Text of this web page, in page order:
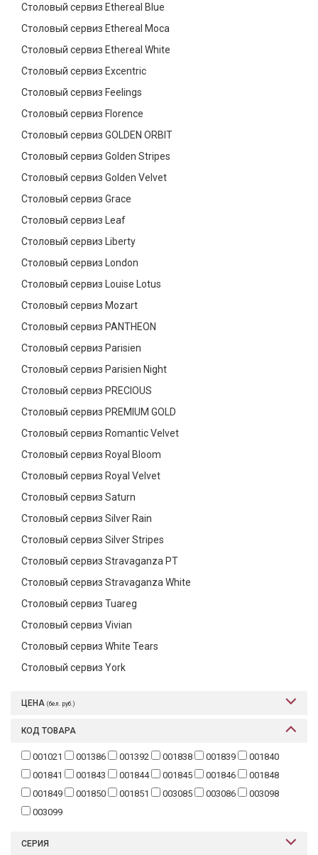
Столовый сервиз Ethereal Blue
Столовый сервиз Ethereal Moca
Столовый сервиз Ethereal White
Столовый сервиз Excentric
Столовый сервиз Feelings
Столовый сервиз Florence
Столовый сервиз GOLDEN ORBIT
Столовый сервиз Golden Stripes
Столовый сервиз Golden Velvet
Столовый сервиз Grace
Столовый сервиз Leaf
Столовый сервиз Liberty
Столовый сервиз London
Столовый сервиз Louise Lotus
Столовый сервиз Mozart
Столовый сервиз PANTHEON
Столовый сервиз Parisien
Столовый сервиз Parisien Night
Столовый сервиз PRECIOUS
Столовый сервиз PREMIUM GOLD
Столовый сервиз Romantic Velvet
Столовый сервиз Royal Bloom
Столовый сервиз Royal Velvet
Столовый сервиз Saturn
Столовый сервиз Silver Rain
Столовый сервиз Silver Stripes
Столовый сервиз Stravaganza PT
Столовый сервиз Stravaganza White
Столовый сервиз Tuareg
Столовый сервиз Vivian
Столовый сервиз White Tears
Столовый сервиз York
ЦЕНА (бел. руб.)
КОД ТОВАРА
001021 001386 001392 001838 001839
001840
001841
001843 001844 001845 001846
001848
001849
001850 001851 003085 003086
003098
003099
СЕРИЯ